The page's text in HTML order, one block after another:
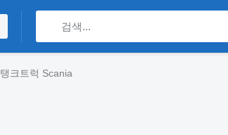
탱크트럭 Scania